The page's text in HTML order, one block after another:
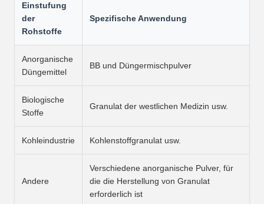
Einstufung
der
Rohstoffe
Spezifische Anwendung
Anorganische
Düngemittel
BB und Düngermischpulver
Biologische
Stoffe
Granulat der westlichen Medizin usw.
Kohleindustrie Kohlenstoffgranulat usw.
Andere
Verschiedene anorganische Pulver, für
die die Herstellung von Granulat
erforderlich ist